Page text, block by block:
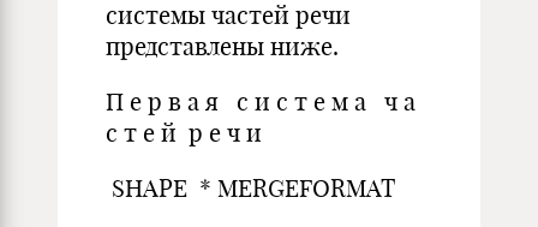
системы частей речи
представлены ниже.
П е р в а я с и с т е м а ч а
с т е й р е ч и
SHAPE * MERGEFORMAT